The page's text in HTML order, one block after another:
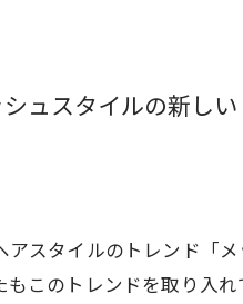
ュスタイルの新し
スタイルのトレンド「
このトレンドを取り入